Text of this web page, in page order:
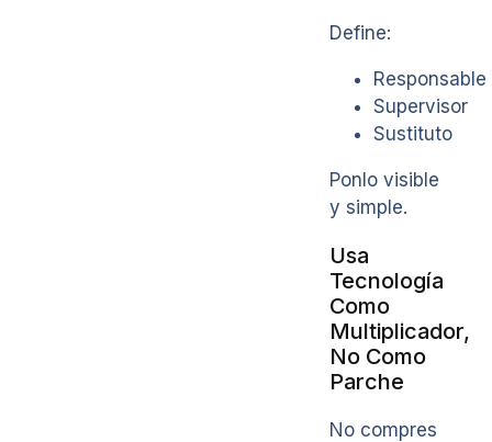
Define:
Responsable
Supervisor
Sustituto
Ponlo visible
y simple.
Usa
Tecnología
Como
Multiplicador,
No Como
Parche
No compres